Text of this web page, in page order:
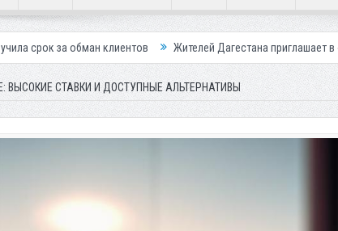
клиентов Жителей Дагестана приглашает в «Госуслуги Дом»
ВЫСОКИЕ СТАВКИ И ДОСТУПНЫЕ АЛЬТЕРНАТИВЫ